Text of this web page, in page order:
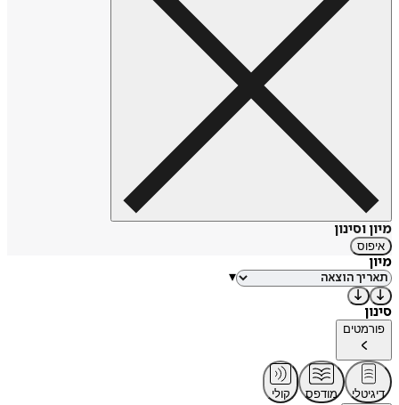
מיון וסינון
איפוס
מיון
▾
סינון
פורמטים
דיגיטלי מודפס
קולי